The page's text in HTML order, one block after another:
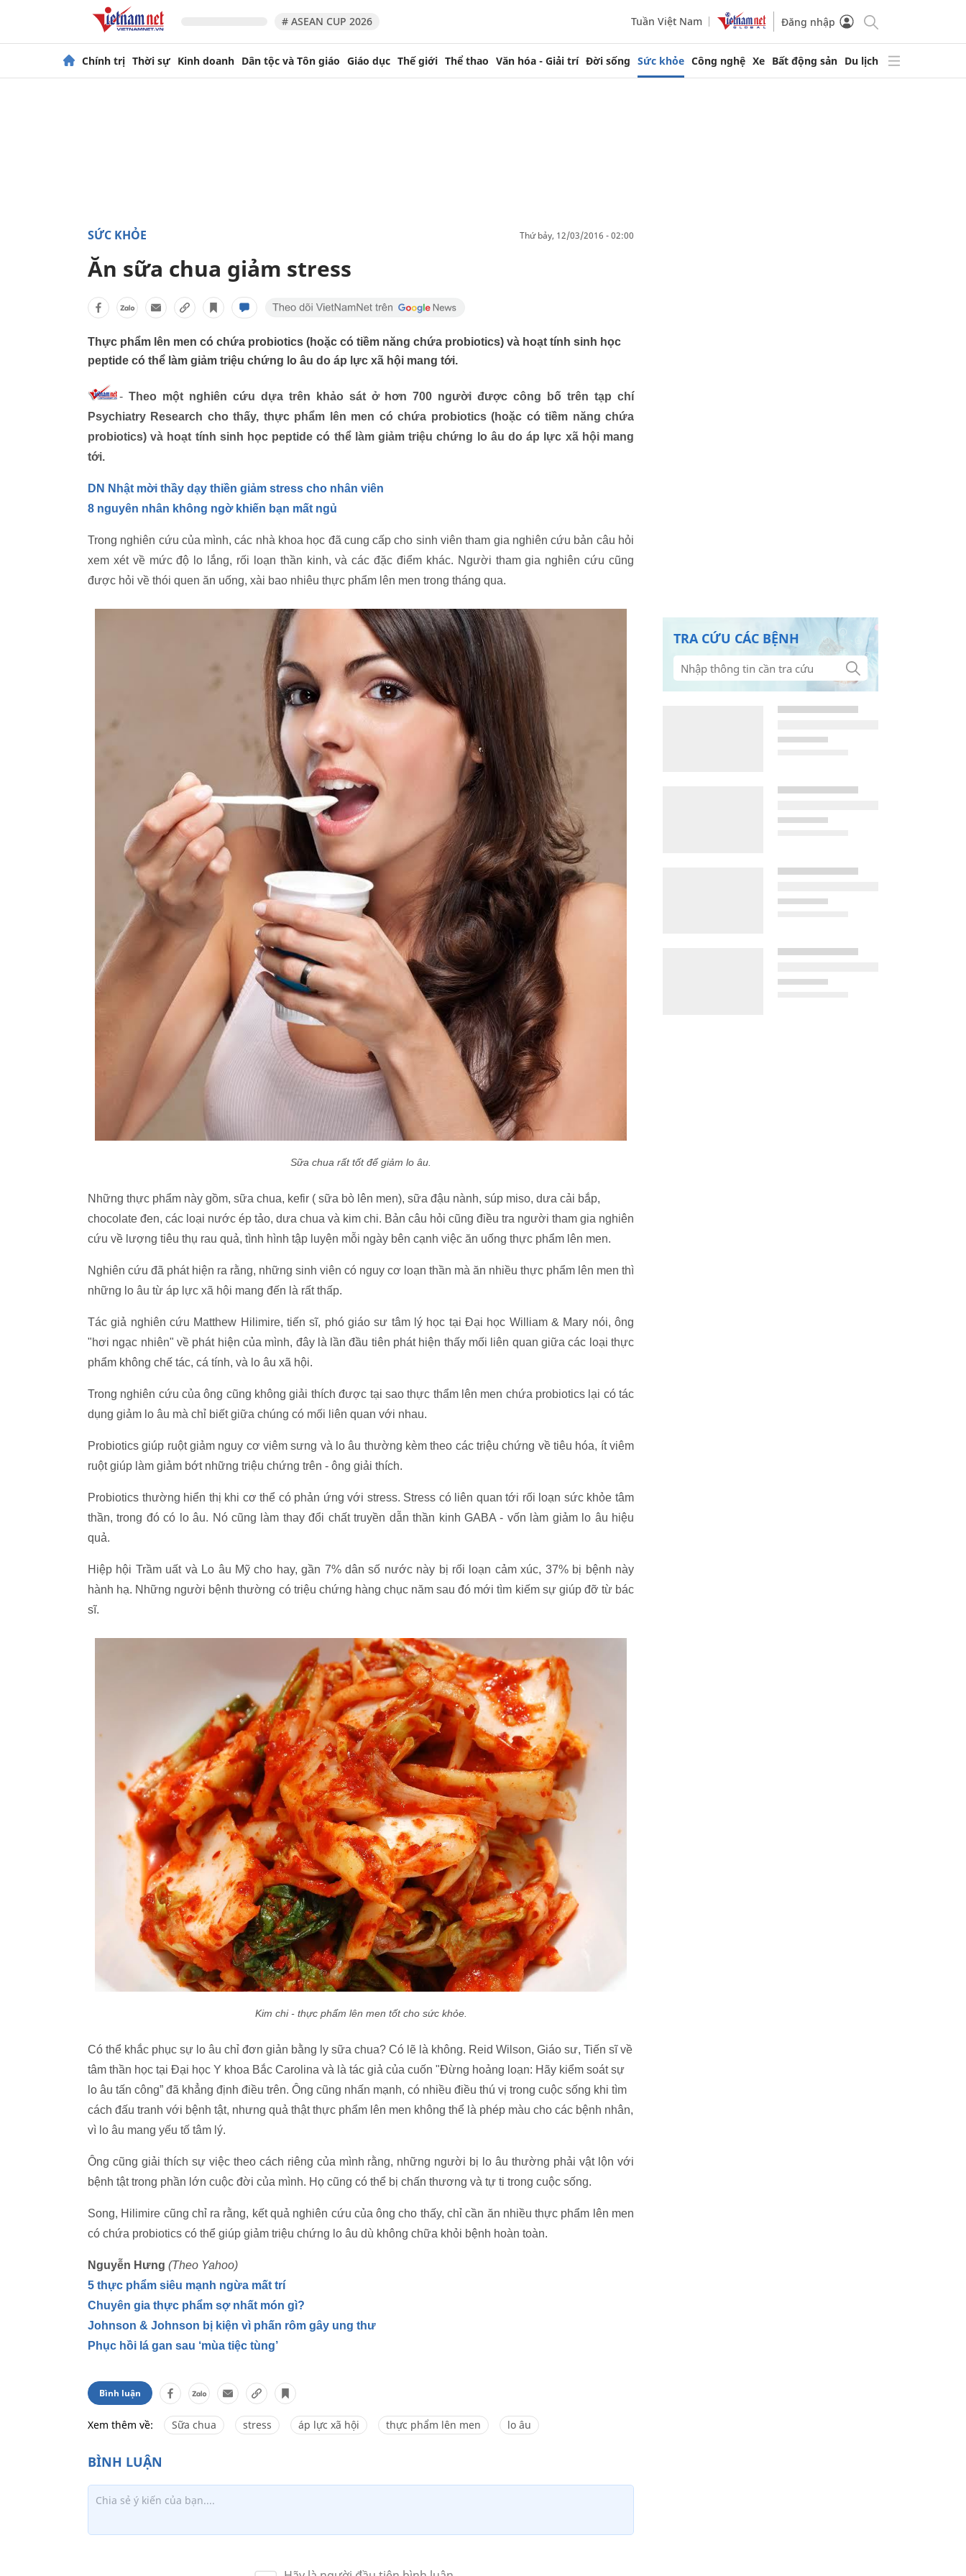
# ASEAN CUP 2026 Tuần Việt Nam Đăng nhập
Chính trị Thời sự Kinh doanh Dân tộc và Tôn giáo Giáo dục Thế giới Thể thao Văn hóa - Giải trí Đời sống Sức khỏe Công nghệ Xe Bất động sản Du lịch
SỨC KHỎE thứ bảy, 12/03/2016 - 02:00
Ăn sữa chua giảm stress
Thực phẩm lên men có chứa probiotics (hoặc có tiềm năng chứa probiotics) và hoạt tính sinh học
peptide có thể làm giảm triệu chứng lo âu do áp lực xã hội mang tới.
- Theo một nghiên cứu dựa trên khảo sát ở hơn 700 người được công bố trên tạp chí
Psychiatry Research cho thấy, thực phẩm lên men có chứa probiotics (hoặc có tiềm năng chứa
probiotics) và hoạt tính sinh học peptide có thể làm giảm triệu chứng lo âu do áp lực xã hội mang
tới.
DN Nhật mời thầy dạy thiền giảm stress cho nhân viên
8 nguyên nhân không ngờ khiến bạn mất ngủ
Trong nghiên cứu của mình, các nhà khoa học đã cung cấp cho sinh viên tham gia nghiên cứu bản câu hỏi
xem xét về mức độ lo lắng, rối loạn thần kinh, và các đặc điểm khác. Người tham gia nghiên cứu cũng
được hỏi về thói quen ăn uống, xài bao nhiêu thực phẩm lên men trong tháng qua.
Sữa chua rất tốt để giảm lo âu.
Những thực phẩm này gồm, sữa chua, kefir ( sữa bò lên men), sữa đậu nành, súp miso, dưa cải bắp,
chocolate đen, các loại nước ép tảo, dưa chua và kim chi. Bản câu hỏi cũng điều tra người tham gia nghiên
cứu về lượng tiêu thụ rau quả, tình hình tập luyện mỗi ngày bên cạnh việc ăn uống thực phẩm lên men.
Nghiên cứu đã phát hiện ra rằng, những sinh viên có nguy cơ loạn thần mà ăn nhiều thực phẩm lên men thì
những lo âu từ áp lực xã hội mang đến là rất thấp.
Tác giả nghiên cứu Matthew Hilimire, tiến sĩ, phó giáo sư tâm lý học tại Đại học William & Mary nói, ông
"hơi ngạc nhiên" về phát hiện của mình, đây là lần đầu tiên phát hiện thấy mối liên quan giữa các loại thực
phẩm không chế tác, cá tính, và lo âu xã hội.
Trong nghiên cứu của ông cũng không giải thích được tại sao thực thẩm lên men chứa probiotics lại có tác
dụng giảm lo âu mà chỉ biết giữa chúng có mối liên quan với nhau.
Probiotics giúp ruột giảm nguy cơ viêm sưng và lo âu thường kèm theo các triệu chứng về tiêu hóa, ít viêm
ruột giúp làm giảm bớt những triệu chứng trên - ông giải thích.
Probiotics thường hiển thị khi cơ thể có phản ứng với stress. Stress có liên quan tới rối loạn sức khỏe tâm
thần, trong đó có lo âu. Nó cũng làm thay đổi chất truyền dẫn thần kinh GABA - vốn làm giảm lo âu hiệu
quả.
Hiệp hội Trầm uất và Lo âu Mỹ cho hay, gần 7% dân số nước này bị rối loạn cảm xúc, 37% bị bệnh này
hành hạ. Những người bệnh thường có triệu chứng hàng chục năm sau đó mới tìm kiếm sự giúp đỡ từ bác
sĩ.
Kim chi - thực phẩm lên men tốt cho sức khỏe.
Có thể khắc phục sự lo âu chỉ đơn giản bằng ly sữa chua? Có lẽ là không. Reid Wilson, Giáo sư, Tiến sĩ về
tâm thần học tại Đại học Y khoa Bắc Carolina và là tác giả của cuốn "Đừng hoảng loạn: Hãy kiểm soát sự
lo âu tấn công” đã khẳng định điều trên. Ông cũng nhấn mạnh, có nhiều điều thú vị trong cuộc sống khi tìm
cách đấu tranh với bệnh tật, nhưng quả thật thực phẩm lên men không thể là phép màu cho các bệnh nhân,
vì lo âu mang yếu tố tâm lý.
Ông cũng giải thích sự việc theo cách riêng của mình rằng, những người bị lo âu thường phải vật lộn với
bệnh tật trong phần lớn cuộc đời của mình. Họ cũng có thể bị chấn thương và tự ti trong cuộc sống.
Song, Hilimire cũng chỉ ra rằng, kết quả nghiên cứu của ông cho thấy, chỉ cần ăn nhiều thực phẩm lên men
có chứa probiotics có thể giúp giảm triệu chứng lo âu dù không chữa khỏi bệnh hoàn toàn.
Nguyễn Hưng (Theo Yahoo)
5 thực phẩm siêu mạnh ngừa mất trí
Chuyên gia thực phẩm sợ nhất món gì?
Johnson & Johnson bị kiện vì phấn rôm gây ung thư
Phục hồi lá gan sau ‘mùa tiệc tùng’
TRA CỨU CÁC BỆNH
Bình luận
Xem thêm về: Sữa chua stress áp lực xã hội thực phẩm lên men lo âu